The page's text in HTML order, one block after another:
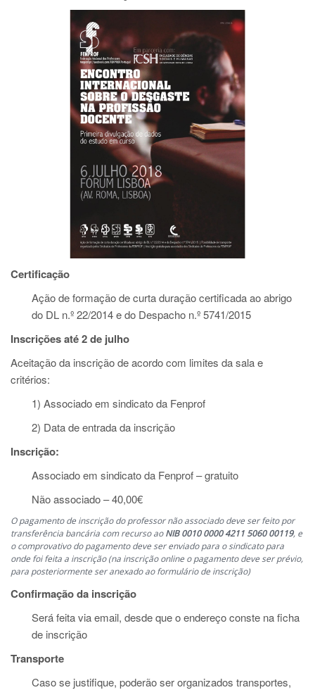
Certificação
Ação de formação de curta duração certificada ao abrigo
do DL n.º 22/2014 e do Despacho n.º 5741/2015
Inscrições até 2 de julho
Aceitação da inscrição de acordo com limites da sala e
critérios:
1) Associado em sindicato da Fenprof
2) Data de entrada da inscrição
Inscrição:
Associado em sindicato da Fenprof – gratuito
Não associado – 40,00€
O pagamento de inscrição do professor não associado deve ser feito por
transferência bancária com recurso aoNIB 0010 0000 4211 5060 00119, e
o comprovativo do pagamento deve ser enviado para o sindicato para
onde foi feita a inscrição (na inscrição online o pagamento deve ser prévio,
para posteriormente ser anexado ao formulário de inscrição)
Confirmação da inscrição
Será feita via email, desde que o endereço conste na ficha
de inscrição
Transporte
Caso se justifique, poderão ser organizados transportes,